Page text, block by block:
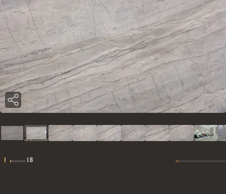
1 18